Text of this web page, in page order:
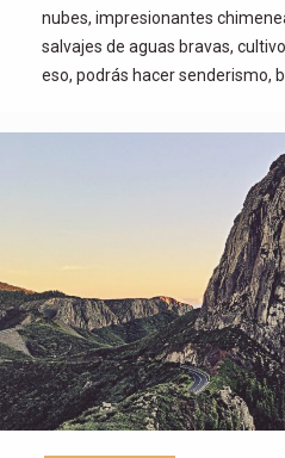
nubes, impresionantes
salvajes de aguas bravas,
eso, podrás hacer senderismo,